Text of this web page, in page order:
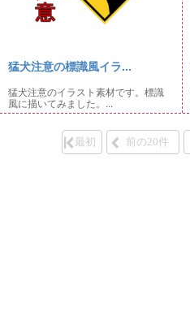
猛犬注意の標識風イラ...
猛犬注意のイラスト素材です。標識
風に描いてみました。...
最初 前の20件